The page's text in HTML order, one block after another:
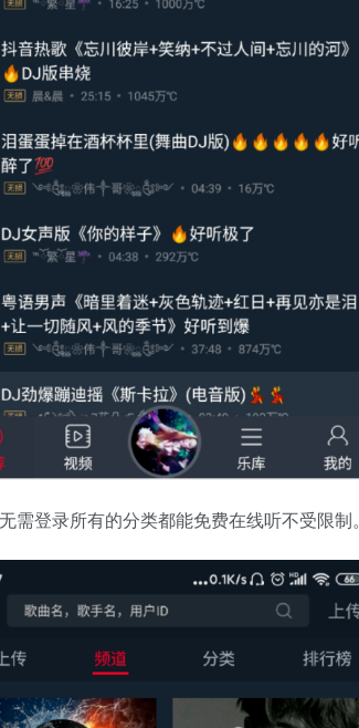
登录所有的分类都能免费在线听不受限制。